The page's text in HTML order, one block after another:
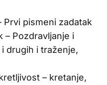
pismeni zadatak
– Pozdravljanje i
drugih i traženje,
– kretanje,